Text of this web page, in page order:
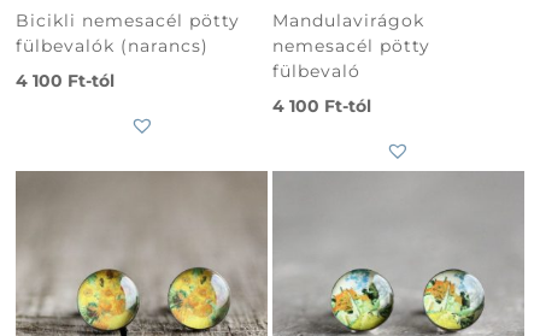
Bicikli nemesacél pötty
fülbevalók (narancs)
4 100 Ft-tól
Mandulavirágok
nemesacél pötty
fülbevaló
4 100 Ft-tól